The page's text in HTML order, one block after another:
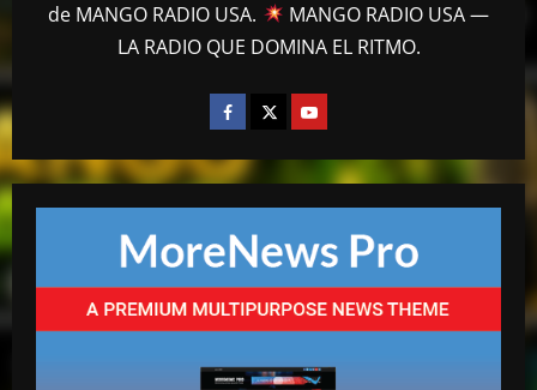
de MANGO RADIO USA.
MANGO RADIO USA —
LA RADIO QUE DOMINA EL RITMO.
2
mango radio usa
Comunicador propina bofetada al padre
de Justicia
mango radio usa
“Despacito” llega a los 9 billones de
reproducciones en YouTube